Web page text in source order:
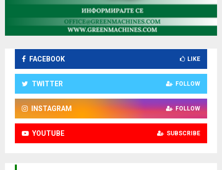
FACEBOOK LIKE
TWITTER FOLLOW
INSTAGRAM FOLLOW
YOUTUBE SUBSCRIBE